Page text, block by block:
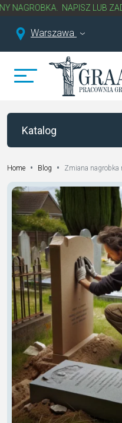
NAPISZ LUB
Warszawa
Katalog
Home • Blog • Zmiana nagrobka